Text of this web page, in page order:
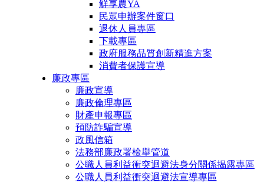
鮮享農YA
民眾申辦案件窗口
退休人員專區
下載專區
政府服務品質創新精進方案
消費者保護宣導
廉政專區
廉政宣導
廉政倫理專區
財產申報專區
預防詐騙宣導
政風信箱
法務部廉政署檢舉管道
公職人員利益衝突迴避法身分關係揭露專區
公職人員利益衝突迴避法宣導專區